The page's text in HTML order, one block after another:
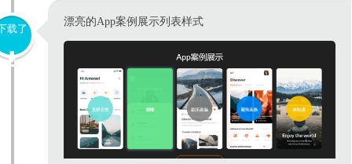
载了
漂亮的App案例展示列表样式